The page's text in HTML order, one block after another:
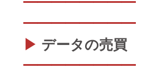
━━━━━━━━
▶ データの売買
━━━━━━━━